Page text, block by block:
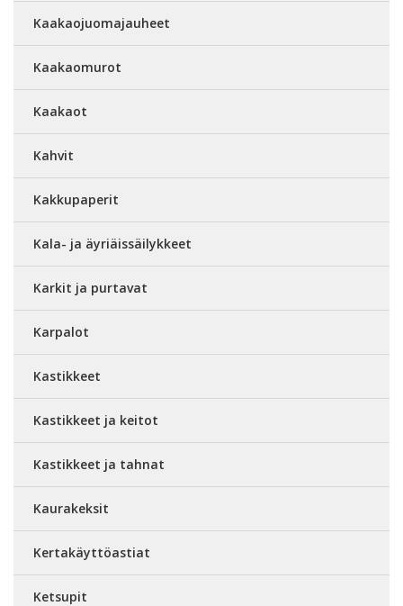
Kaakaojuomajauheet
Kaakaomurot
Kaakaot
Kahvit
Kakkupaperit
Kala- ja äyriäissäilykkeet
Karkit ja purtavat
Karpalot
Kastikkeet
Kastikkeet ja keitot
Kastikkeet ja tahnat
Kaurakeksit
Kertakäyttöastiat
Ketsupit